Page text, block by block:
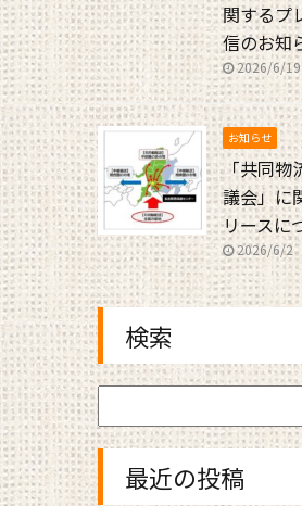
関するプ
信のお知
2026/6/19
お知らせ
「共同物
議会」に
リースに
2026/6/2
検索
最近の投稿